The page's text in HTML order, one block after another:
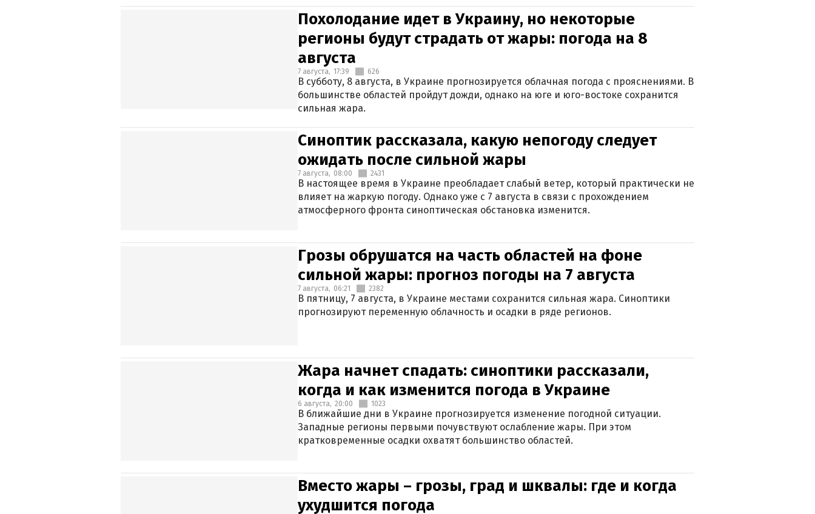
Похолодание идет в Украину, но некоторые
регионы будут страдать от жары: погода на 8
августа
7 августа, 17:39 626
В субботу, 8 августа, в Украине прогнозируется облачная погода с прояснениями. В
большинстве областей пройдут дожди, однако на юге и юго-востоке сохранится
сильная жара.
Синоптик рассказала, какую непогоду следует
ожидать после сильной жары
7 августа, 08:00 2431
В настоящее время в Украине преобладает слабый ветер, который практически не
влияет на жаркую погоду. Однако уже с 7 августа в связи с прохождением
атмосферного фронта синоптическая обстановка изменится.
Грозы обрушатся на часть областей на фоне
сильной жары: прогноз погоды на 7 августа
7 августа, 06:21 2382
В пятницу, 7 августа, в Украине местами сохранится сильная жара. Синоптики
прогнозируют переменную облачность и осадки в ряде регионов.
Жара начнет спадать: синоптики рассказали,
когда и как изменится погода в Украине
6 августа, 20:00 1023
В ближайшие дни в Украине прогнозируется изменение погодной ситуации.
Западные регионы первыми почувствуют ослабление жары. При этом
кратковременные осадки охватят большинство областей.
Вместо жары – грозы, град и шквалы: где и когда
ухудшится погода